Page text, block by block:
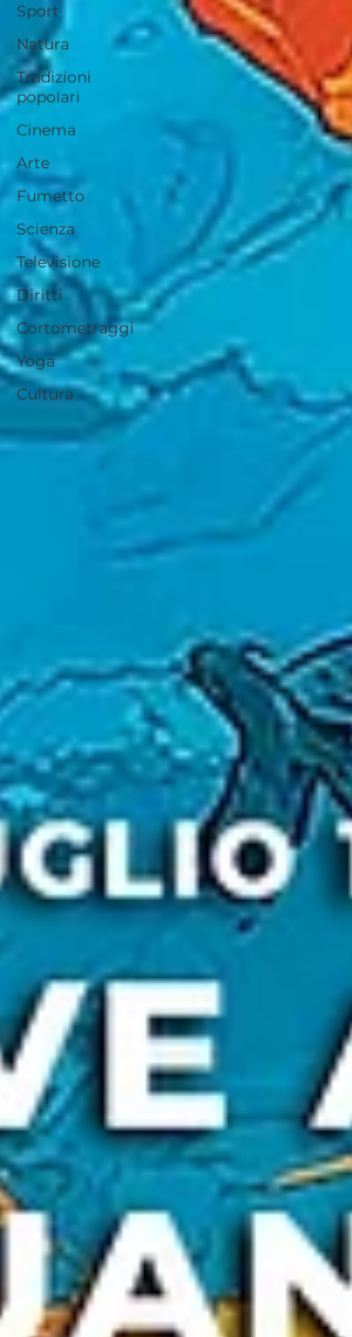
Sport
Natura
Tradizioni
popolari
Cinema
Arte
Fumetto
Scienza
Televisione
Diritti
Cortometraggi
Yoga
Cultura